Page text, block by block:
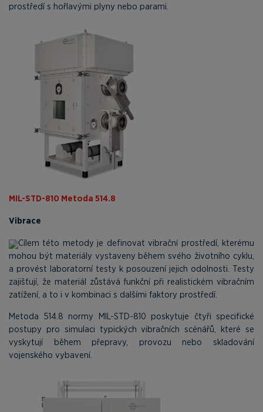
prostředí s hořlavými plyny nebo parami.
MIL-STD-810 Metoda 514.8
Vibrace
Cílem této metody je definovat vibrační prostředí, kterému
mohou být materiály vystaveny během svého životního cyklu,
a provést laboratorní testy k posouzení jejich odolnosti. Testy
zajišťují, že materiál zůstává funkční při realistickém vibračním
zatížení, a to i v kombinaci s dalšími faktory prostředí.
Metoda 514.8 normy MIL-STD-810 poskytuje čtyři specifické
postupy pro simulaci typických vibračních scénářů, které se
vyskytují během přepravy, provozu nebo skladování
vojenského vybavení.